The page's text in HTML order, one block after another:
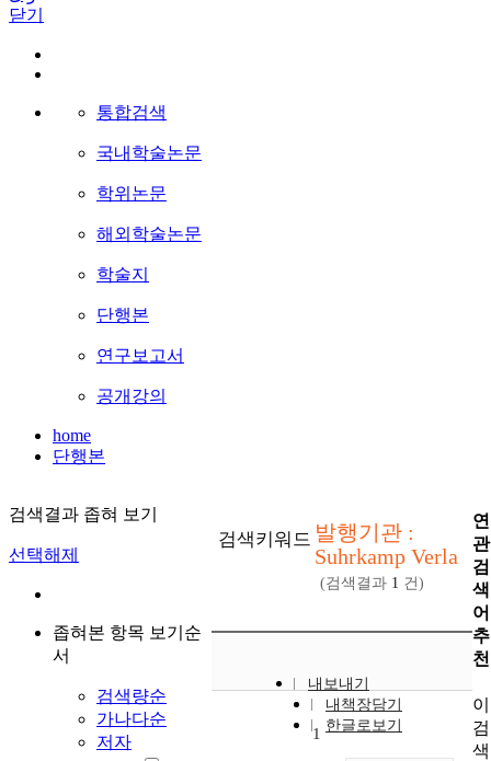
닫기
통합검색
국내학술논문
학위논문
해외학술논문
학술지
단행본
연구보고서
공개강의
home
단행본
검색결과 좁혀 보기
선택해제
좁혀본 항목 보기순
서
검색량순
가나다순
저자
검색키워드 발행기관 :
Suhrkamp Verla
(검색결과 1 건)
내보내기
내책장담기
한글로보기
1
연
관
검
색
어
추
천
이
검
색